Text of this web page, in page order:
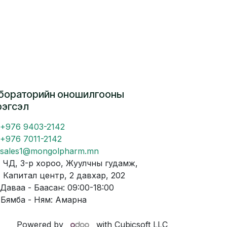
оношилгооны
+976 9403-2142
+976 7011-2142
sales1@mongolpharm.mn
3-р хороо, Жуулчны гудамж,
центр, 2 давхар, 202
- Баасан: 09:00-18:00
- Ням: Амарна
Powered by with Cubicsoft LLC